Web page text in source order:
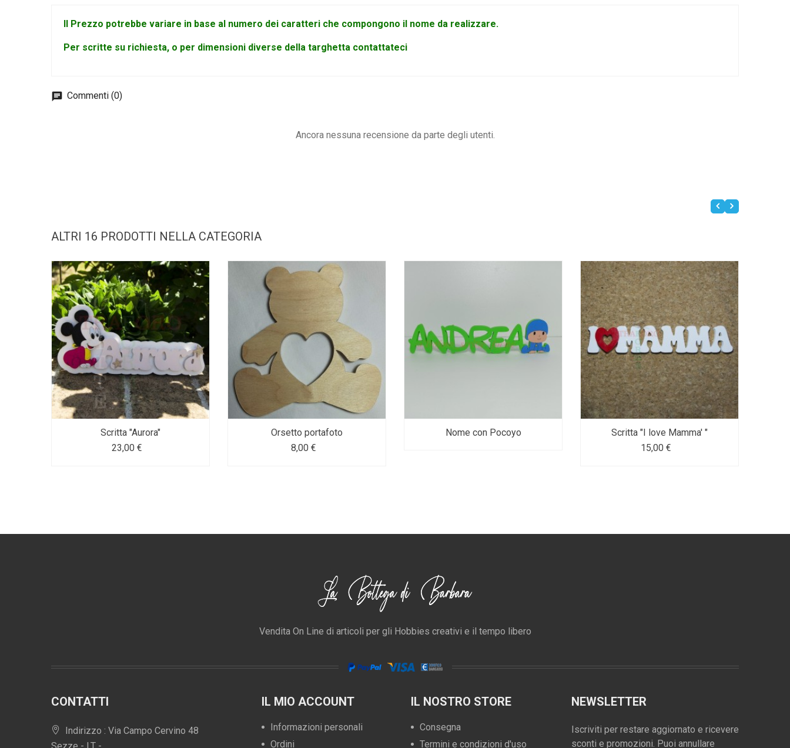
Il Prezzo potrebbe variare in base al numero dei caratteri che compongono il nome da realizzare.
Per scritte su richiesta, o per dimensioni diverse della targhetta contattateci
Commenti (0)
Ancora nessuna recensione da parte degli utenti.
ALTRI 16 PRODOTTI NELLA CATEGORIA
Scritta "Aurora"
23,00 €
Orsetto portafoto
8,00 €
Nome con Pocoyo
Scritta "I love Mamma' "
15,00 €
Vendita On Line di articoli per gli Hobbies creativi e il tempo libero
CONTATTI
Indirizzo : Via Campo Cervino 48
IL MIO ACCOUNT
Informazioni personali
Ordini
IL NOSTRO STORE
Consegna
Termini e condizioni d'uso
NEWSLETTER
Iscriviti per restare aggiornato e ricevere
sconti e promozioni. Puoi annullare